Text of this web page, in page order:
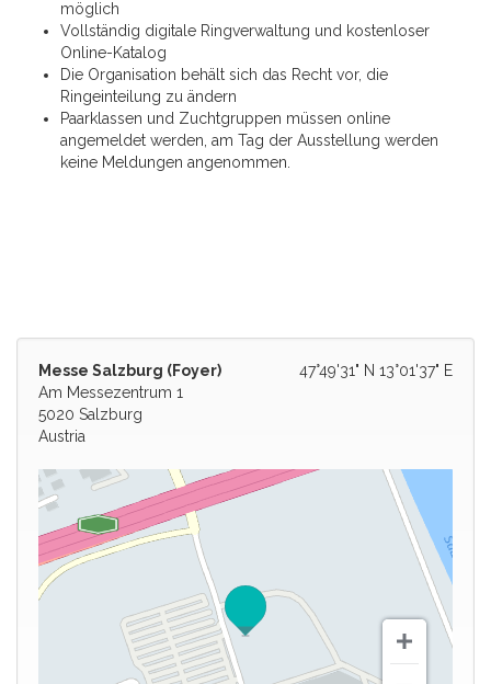
möglich
Vollständig digitale Ringverwaltung und kostenloser
Online-Katalog
Die Organisation behält sich das Recht vor, die
Ringeinteilung zu ändern
Paarklassen und Zuchtgruppen müssen online
angemeldet werden, am Tag der Ausstellung werden
keine Meldungen angenommen.
47°49'31" N 13°01'37" E
Messe Salzburg (Foyer)
Am Messezentrum 1
5020 Salzburg
Austria